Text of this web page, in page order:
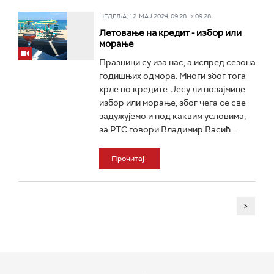
НЕДЕЉА, 12. МАЈ 2024, 09:28 -> 09:28
Летовање на кредит - избор или
морање
Празници су иза нас, а испред сезона
годишњих одмора. Многи због тога
хрле по кредите. Јесу ли позајмице
избор или морање, због чега се све
задужујемо и под каквим условима,
за РТС говори Владимир Васић...
Прочитај
>